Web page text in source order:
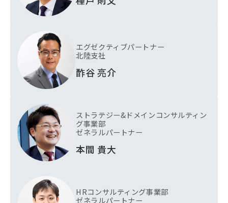
エグゼクティブパートナー
北陸支社
酢谷 亮介
ストラテジー&ドメインコンサルティン
グ事業部
ゼネラルパートナー
本間 貴大
HRコンサルティング事業部
ゼネラルパートナー